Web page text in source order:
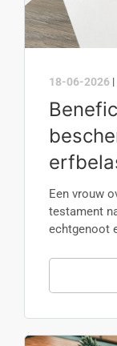
18-06-2026 |
Een vrouw
testament
echtgenoot